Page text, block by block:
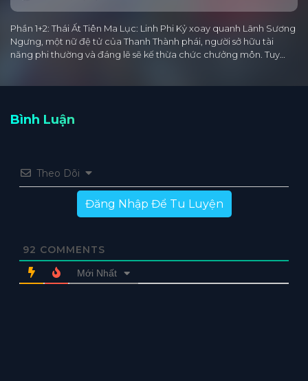
Phần 1+2: Thái Ất Tiên Ma Lục: Linh Phi Kỷ xoay quanh Lãnh Sương
Ngưng, một nữ đệ tử của Thanh Thành phái, người sở hữu tài
năng phi thường và đáng lẽ sẽ kế thừa chức chưởng môn. Tuy…
Bình Luận
Theo Dõi
Đăng Nhập Để Tu Luyện
92 COMMENTS
Mới Nhất